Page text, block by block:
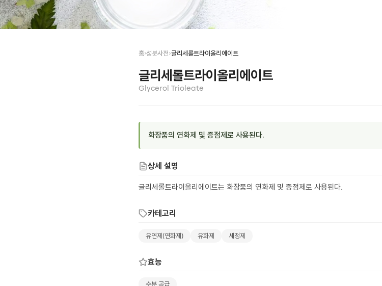
홈 성분사전 글리세롤트라이올리에이트
글리세롤트라이올리에이트
Glycerol Trioleate
화장품의 연화제 및 증점제로 사용된다.
상세 설명
글리세롤트라이올리에이트는 화장품의 연화제 및 증점제로 사용된다.
카테고리
유연제(연화제) 유화제 세정제
효능
수분 공급